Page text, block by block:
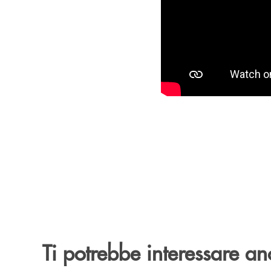
Ti potrebbe interessare